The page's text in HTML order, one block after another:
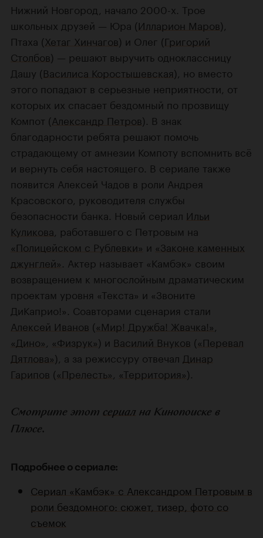
Нижний Новгород, начало 2000-х. Трое
школьных друзей — Юра (Илларион Маров),
Птаха (Хетаг Хинчагов) и Олег (Григорий
Столбов) — решают выручить одноклассницу
Дашу (Василиса Коростышевская), но вместо
этого попадают в серьезные неприятности, от
которых их спасает бездомный по прозвищу
Компот (Александр Петров). В знак
благодарности ребята решают помочь
страдающему от амнезии Компоту вспомнить всё
и вернуть себя настоящего. В сериале также
появится Алексей Чадов в роли Андрея
Красовского, руководителя службы
безопасности банка. Новый сериал Ильи
Куликова , работавшего с Петровым на
«Полицейском с Рублевки» и «Законе каменных
джунглей» . Актер называет «Камбэк» своим
возвращением к многослойным драматическим
проектам уровня «Текста» и «Звоните
ДиКаприо!». Соавторами сценария стали
Алексей Иванов («Мир! Дружба! Жвачка!»
«Дино» «Физрук») и Василий Внуков («Перевал
Дятлова»), а за режиссуру отвечал Динар
Гарипов («Прелесть» «Территория»).
Смотрите этот сериал на Кинопоиске в
Плюсе.
Подробнее о сериале:
Сериал «Камбэк» с Александром Петровым в
роли бездомного: сюжет, тизер, фото со
съемок